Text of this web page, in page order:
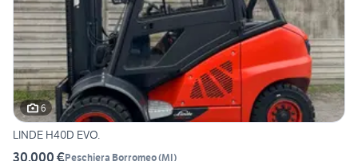
6
LINDE H40D EVO.
30.000 €Peschiera Borromeo(MI)